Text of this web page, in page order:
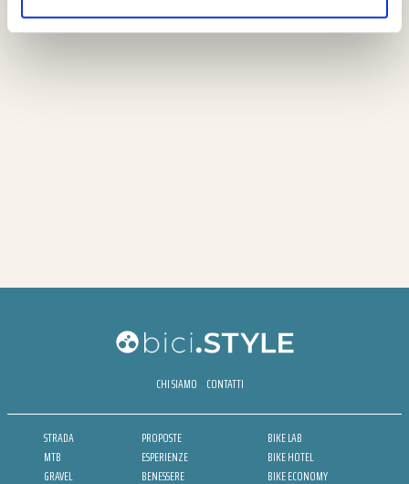
CHI SIAMO CONTATTI
STRADA
MTB
GRAVEL
PROPOSTE
ESPERIENZE
BENESSERE
BIKE LAB
BIKE HOTEL
BIKE ECONOMY